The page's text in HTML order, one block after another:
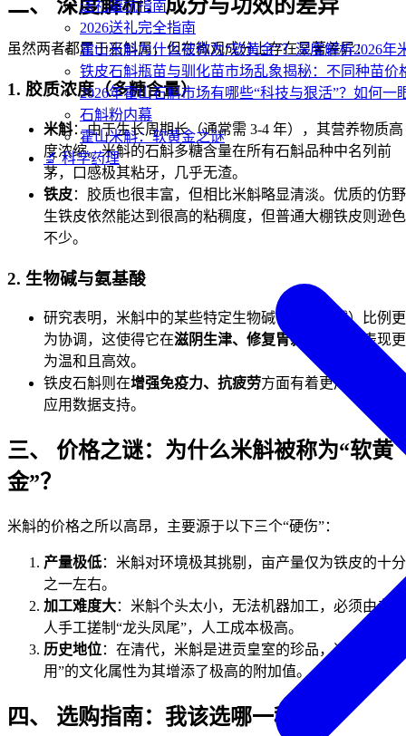
送礼避坑指南
2026送礼完全指南
霍山米斛为什么被称为“软黄金”？深度解析2026年
铁皮石斛瓶苗与驯化苗市场乱象揭秘：不同种苗价
2026年霍山石斛市场有哪些“科技与狠活”？如何一
石斛粉内幕
霍山米斛：软黄金之谜
🔬 科学药理
二、 深度解析：成分与功效的差异
虽然两者都属于石斛属，但在微观成分上存在显著差异：
1. 胶质浓度（多糖含量）
米斛：由于生长周期长（通常需 3-4 年），其营养物质高
度浓缩。米斛的石斛多糖含量在所有石斛品种中名列前
茅，口感极其粘牙，几乎无渣。
铁皮：胶质也很丰富，但相比米斛略显清淡。优质的仿野
生铁皮依然能达到很高的粘稠度，但普通大棚铁皮则逊色
不少。
2. 生物碱与氨基酸
研究表明，米斛中的某些特定生物碱（如石斛碱）比例更
为协调，这使得它在滋阴生津、修复胃黏膜
方面的表现更
为温和且高效。
铁皮石斛则在增强免疫力、抗疲劳方面有着更广泛的临床
应用数据支持。
三、 价格之谜：为什么米斛被称为“软黄
金”？
米斛的价格之所以高昂，主要源于以下三个“硬伤”：
产量极低：米斛对环境极其挑剔，亩产量仅为铁皮的十分
之一左右。
加工难度大：米斛个头太小，无法机器加工，必须由老艺
人手工搓制“龙头凤尾”，人工成本极高。
历史地位：在清代，米斛是进贡皇室的珍品，这种“皇室
用”的文化属性为其增添了极高的附加值。
四、 选购指南：我该选哪一种？